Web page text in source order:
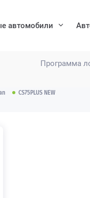
Программа
автомобили
CS75PLUS NEW